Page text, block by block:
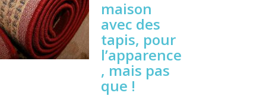
maison
avec des
tapis, pour
l’apparence
, mais pas
que !